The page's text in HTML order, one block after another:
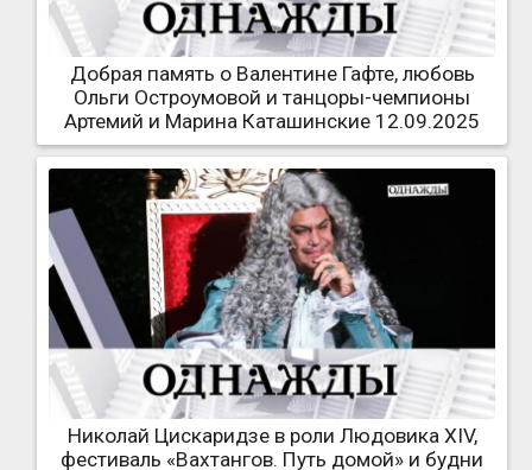
Добрая память о Валентине Гафте, любовь
Ольги Остроумовой и танцоры-чемпионы
Артемий и Марина Каташинские 12.09.2025
Николай Цискаридзе в роли Людовика XIV,
фестиваль «Вахтангов. Путь домой» и будни